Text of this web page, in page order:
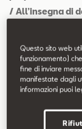
/ All’insegna di
singola ricarica
vantando
secondi e una
/ SEAT Leon e-
/ Con doti
Questo sito web
funzionamento)
fine di inviare
manifestate dagli
informazioni puoi